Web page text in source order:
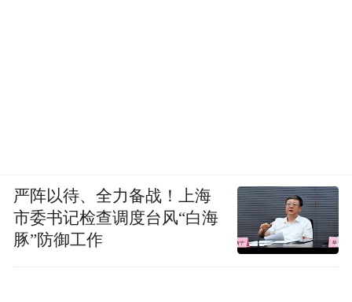
严阵以待、全力备战！上海
市委书记检查调度台风“白海
豚”防御工作